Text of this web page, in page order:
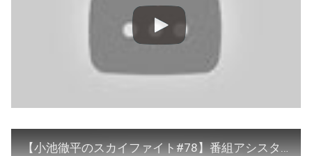
【小池徹平のスカイファイト#78】番組アシスタントの福岡みなみさん卒業スペシャル！これまでの珍言・迷言を小池さんと一緒に振り返ります！